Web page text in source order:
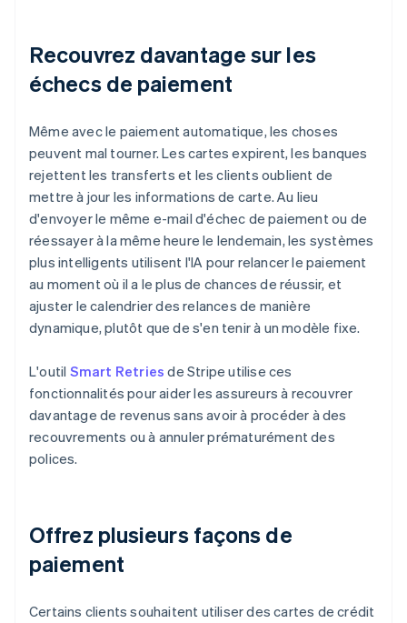
Recouvrez davantage sur les
échecs de paiement
Même avec le paiement automatique, les choses
peuvent mal tourner. Les cartes expirent, les banques
rejettent les transferts et les clients oublient de
mettre à jour les informations de carte. Au lieu
d'envoyer le même e-mail d'échec de paiement ou de
réessayer à la même heure le lendemain, les systèmes
plus intelligents utilisent l'IA pour relancer le paiement
au moment où il a le plus de chances de réussir, et
ajuster le calendrier des relances de manière
dynamique, plutôt que de s'en tenir à un modèle fixe.
L'outil Smart Retries de Stripe utilise ces
fonctionnalités pour aider les assureurs à recouvrer
davantage de revenus sans avoir à procéder à des
recouvrements ou à annuler prématurément des
polices.
Offrez plusieurs façons de
paiement
Certains clients souhaitent utiliser des cartes de crédit